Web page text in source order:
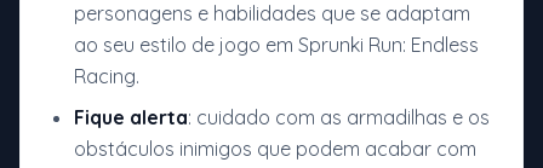
personagens e habilidades que se adaptam
ao seu estilo de jogo em Sprunki Run: Endless
Racing.
Fique alerta: cuidado com as armadilhas e os
obstáculos inimigos que podem acabar com